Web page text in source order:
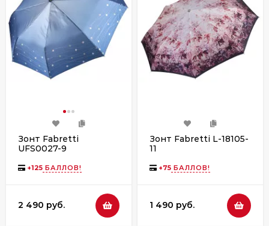
Зонт Fabretti
UFS0027-9
+125 БАЛЛОВ!
2 490 руб.
Зонт Fabretti L-18105-
11
+75 БАЛЛОВ!
1 490 руб.